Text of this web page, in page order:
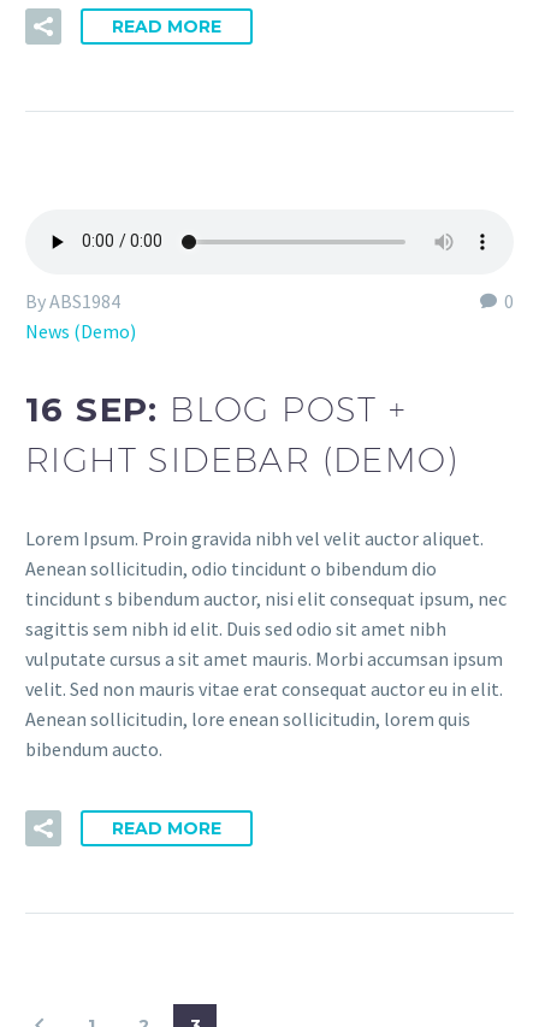
READ MORE
0
By ABS1984
News (Demo)
16 SEP: BLOG POST +
RIGHT SIDEBAR (DEMO)
Lorem Ipsum. Proin gravida nibh vel velit auctor aliquet.
Aenean sollicitudin, odio tincidunt o bibendum dio
tincidunt s bibendum auctor, nisi elit consequat ipsum, nec
sagittis sem nibh id elit. Duis sed odio sit amet nibh
vulputate cursus a sit amet mauris. Morbi accumsan ipsum
velit. Sed non mauris vitae erat consequat auctor eu in elit.
Aenean sollicitudin, lore enean sollicitudin, lorem quis
bibendum aucto.
READ MORE